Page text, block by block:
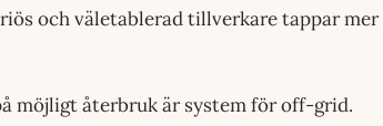
och väletablerad tillverkare tappar mer
möjligt återbruk är system för off-grid.